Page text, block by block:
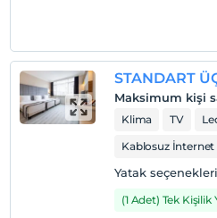
STANDART
Maksimum kişi
Klima TV
Kablosuz İnternet
Yatak seçenekleri
(1 Adet) Tek Kişilik